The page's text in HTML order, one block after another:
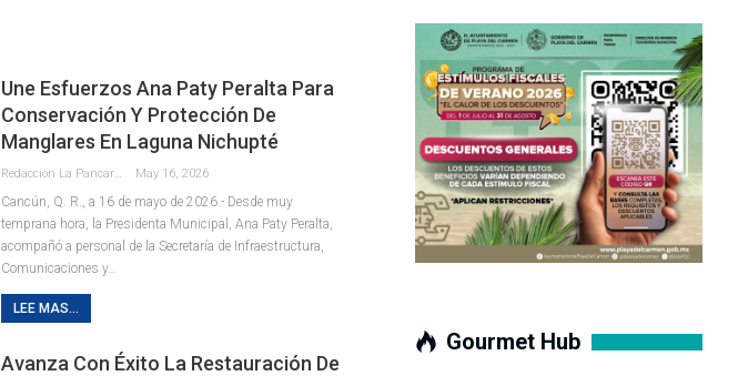
Une Esfuerzos Ana Paty Peralta Para
Conservación Y Protección De
Manglares En Laguna Nichupté
May 16, 2026
Cancún, Q. R., a 16 de mayo de 2026.- Desde muy
temprana hora, la Presidenta Municipal, Ana Paty Peralta,
acompañó a personal de la Secretaría de Infraestructura,
Comunicaciones y…
LEE MAS...
Avanza Con Éxito La Restauración De
Gourmet Hub